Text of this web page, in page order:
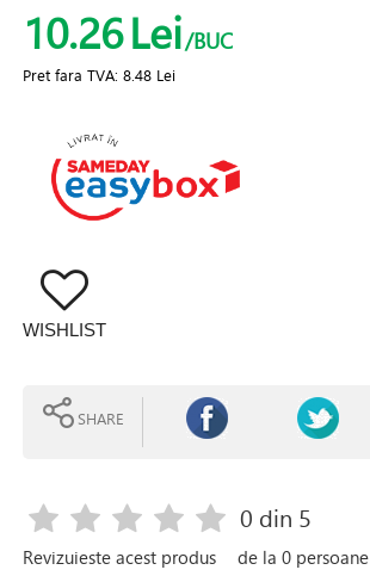
10.26Lei/BUC
Pret fara TVA:8.48 Lei
WISHLIST
SHARE
Revizuieste acest produs
0 din 5
de la0 persoane